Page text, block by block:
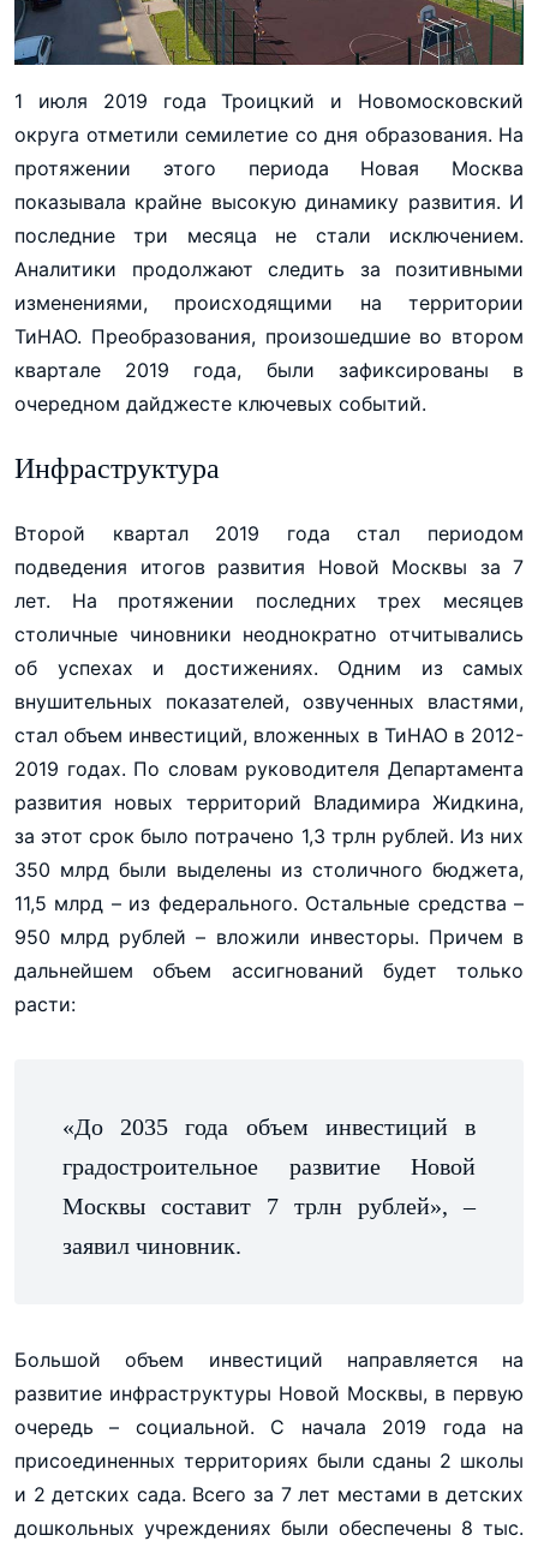
1 июля 2019 года Троицкий и Новомосковский
округа отметили семилетие со дня образования. На
протяжении этого периода Новая Москва
показывала крайне высокую динамику развития. И
последние три месяца не стали исключением.
Аналитики продолжают следить за позитивными
изменениями, происходящими на территории
ТиНАО. Преобразования, произошедшие во втором
квартале 2019 года, были зафиксированы в
очередном дайджесте ключевых событий.
Инфраструктура
Второй квартал 2019 года стал периодом
подведения итогов развития Новой Москвы за 7
лет. На протяжении последних трех месяцев
столичные чиновники неоднократно отчитывались
об успехах и достижениях. Одним из самых
внушительных показателей, озвученных властями,
стал объем инвестиций, вложенных в ТиНАО в 2012-
2019 годах. По словам руководителя Департамента
развития новых территорий Владимира Жидкина,
за этот срок было потрачено 1,3 трлн рублей. Из них
350 млрд были выделены из столичного бюджета,
11,5 млрд – из федерального. Остальные средства –
950 млрд рублей – вложили инвесторы. Причем в
дальнейшем объем ассигнований будет только
расти:
«До 2035 года объем инвестиций в
градостроительное развитие Новой
Москвы составит 7 трлн рублей», –
заявил чиновник.
Большой объем инвестиций направляется на
развитие инфраструктуры Новой Москвы, в первую
очередь – социальной. С начала 2019 года на
присоединенных территориях были сданы 2 школы
и 2 детских сада. Всего за 7 лет местами в детских
дошкольных учреждениях были обеспечены 8 тыс.